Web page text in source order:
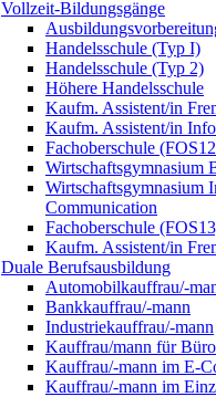
Vollzeit-Bildungsgänge
Handelsschule (Typ I)
Handelsschule (Typ 2)
Höhere Handelsschule
Kaufm. Assistent/in­
Kaufm. Assistent/in
Fachoberschule
Wirtschaftsgymnasium
Wirtschaftsgymnasium
Communication
Fachoberschule
Kaufm. Assistent/in
Duale Berufsausbildung
Automobilkauffrau/-
Bankkauffrau/-mann
Industriekauffrau/-mann
Kauffrau/mann für
Kauffrau/-mann im E-
Kauffrau/-mann im